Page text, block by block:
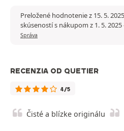
Preložené hodnotenie z 15. 5.
skúseností s nákupom z 1. 5. 2025
Správa
RECENZIA OD QUETIER
4/5
Čisté a blízke originálu